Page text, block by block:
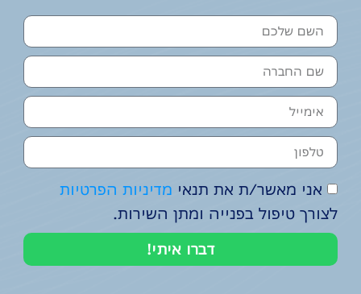
אני מאשר/ת את תנאי מדיניות הפרטיות
לצורך טיפול בפנייה ומתן השירות.
דברו איתי!